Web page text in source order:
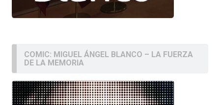
COMIC: MIGUEL ÁNGEL BLANCO – LA FUERZA
DE LA MEMORIA